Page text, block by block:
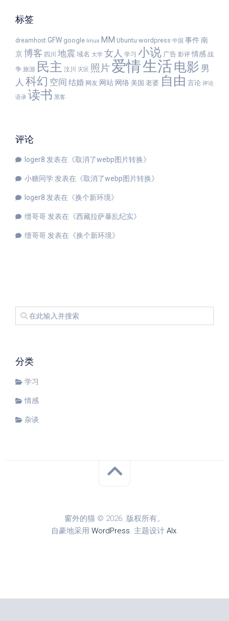
标签
dreamhost GFW google linux MM Ubuntu wordpress 中国 事件南
京博客 四川 地震 域名 大学 女人 学习 小说 广告 影评 情感 战
争 旅游 民主 汶川 灾区 照片 爱情生活 电影 男
人 科幻 空间 结婚 网友 网站 网络 美国 老婆 自由 言论 评论
语录 读书 黑客
评论
loger8 发表在《取消了webp图片转换》
小糖同学 发表在《取消了webp图片转换》
loger8 发表在《换个新环境》
缙哥哥 发表在《西藏拉萨暴乱纪实》
缙哥哥 发表在《换个新环境》
分类
学习
情感
杂谈
窗外的猫 © 2026. 版权所有。
自豪地采用 WordPress. 主题设计 Alx.